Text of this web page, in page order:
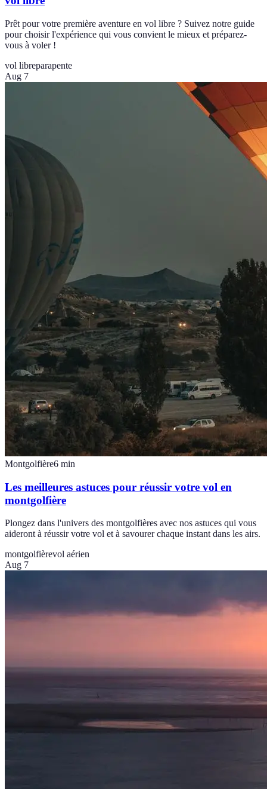
Prêt pour votre première aventure en vol libre ? Suivez notre guide
pour choisir l'expérience qui vous convient le mieux et préparez-
vous à voler !
vol libreparapente
Aug 7
Montgolfière6 min
Les meilleures astuces pour réussir votre vol en
montgolfière
Plongez dans l'univers des montgolfières avec nos astuces qui vous
aideront à réussir votre vol et à savourer chaque instant dans les airs.
montgolfièrevol aérien
Aug 7